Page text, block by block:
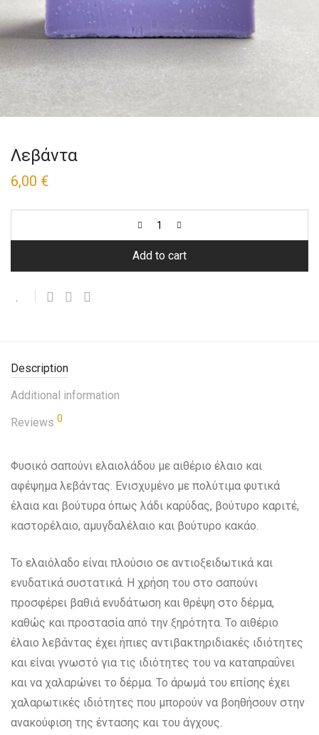
Λεβάντα
6,00 €
Add to cart
Description
Additional information
Reviews 0
Φυσικό σαπούνι ελαιολάδου με αιθέριο έλαιο και
αφέψημα λεβάντας. Ενισχυμένο με πολύτιμα φυτικά
έλαια και βούτυρα όπως λάδι καρύδας, βούτυρο καριτέ,
καστορέλαιο, αμυγδαλέλαιο και βούτυρο κακάο.
Το ελαιόλαδο είναι πλούσιο σε αντιοξειδωτικά και
ενυδατικά συστατικά. Η χρήση του στο σαπούνι
προσφέρει βαθιά ενυδάτωση και θρέψη στο δέρμα,
καθώς και προστασία από την ξηρότητα. Το αιθέριο
έλαιο λεβάντας έχει ήπιες αντιβακτηριδιακές ιδιότητες
και είναι γνωστό για τις ιδιότητες του να καταπραΰνει
και να χαλαρώνει το δέρμα. Το άρωμά του επίσης έχει
χαλαρωτικές ιδιότητες που μπορούν να βοηθήσουν στην
ανακούφιση της έντασης και του άγχους.